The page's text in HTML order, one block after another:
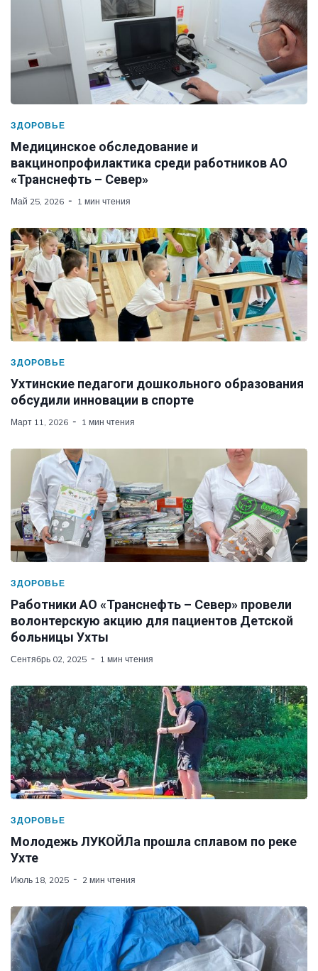
ЗДОРОВЬЕ
Медицинское обследование и
вакцинопрофилактика среди работников АО
«Транснефть – Север»
Май 25, 2026 1 мин чтения
ЗДОРОВЬЕ
Ухтинские педагоги дошкольного образования
обсудили инновации в спорте
Март 11, 2026 1 мин чтения
ЗДОРОВЬЕ
Работники АО «Транснефть – Север» провели
волонтерскую акцию для пациентов Детской
больницы Ухты
Сентябрь 02, 2025 1 мин чтения
ЗДОРОВЬЕ
Молодежь ЛУКОЙЛа прошла сплавом по реке
Ухте
Июль 18, 2025 2 мин чтения